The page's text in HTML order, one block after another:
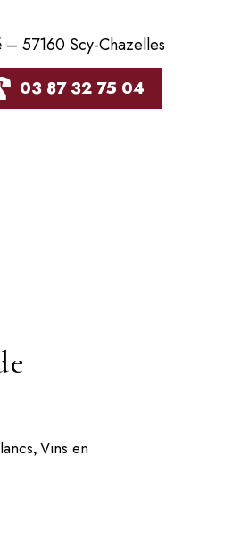
57160 Scy-Chazelles
03 87 32 75 04
,Vins en